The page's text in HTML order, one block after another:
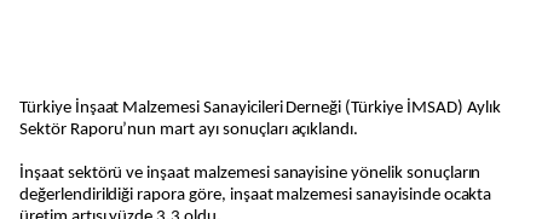
Türkiye İnşaat Malzemesi Sanayicileri Derneği (Türkiye İMSAD) Aylık
Sektör Raporu’nun mart ayı sonuçları açıklandı.
İnşaat sektörü ve inşaat malzemesi sanayisine yönelik sonuçların
değerlendirildiği rapora göre, inşaat malzemesi sanayisinde ocakta